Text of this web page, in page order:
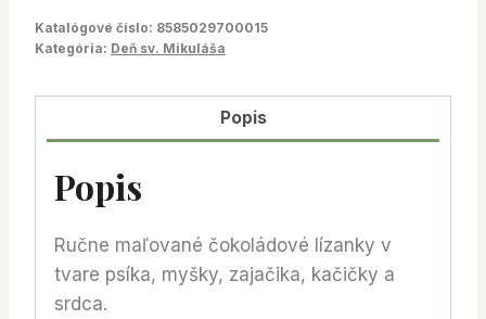
Katalógové číslo: 8585029700015
Kategória: Deň sv. Mikuláša
Popis
Popis
Ručne maľované čokoládové lízanky v
tvare psíka, myšky, zajačika, kačičky a
srdca.